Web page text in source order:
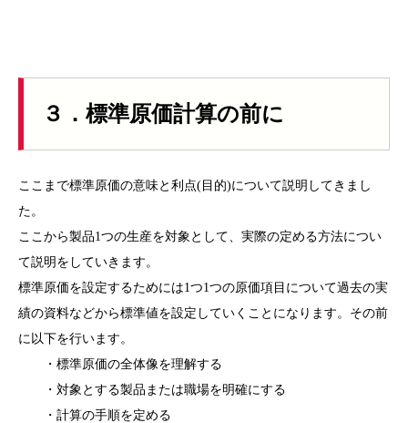
３．標準原価計算の前に
ここまで標準原価の意味と利点(目的)について説明してきまし
た。
ここから製品1つの生産を対象として、実際の定める方法につい
て説明をしていきます。
標準原価を設定するためには1つ1つの原価項目について過去の実
績の資料などから標準値を設定していくことになります。その前
に以下を行います。
・標準原価の全体像を理解する
・対象とする製品または職場を明確にする
・計算の手順を定める